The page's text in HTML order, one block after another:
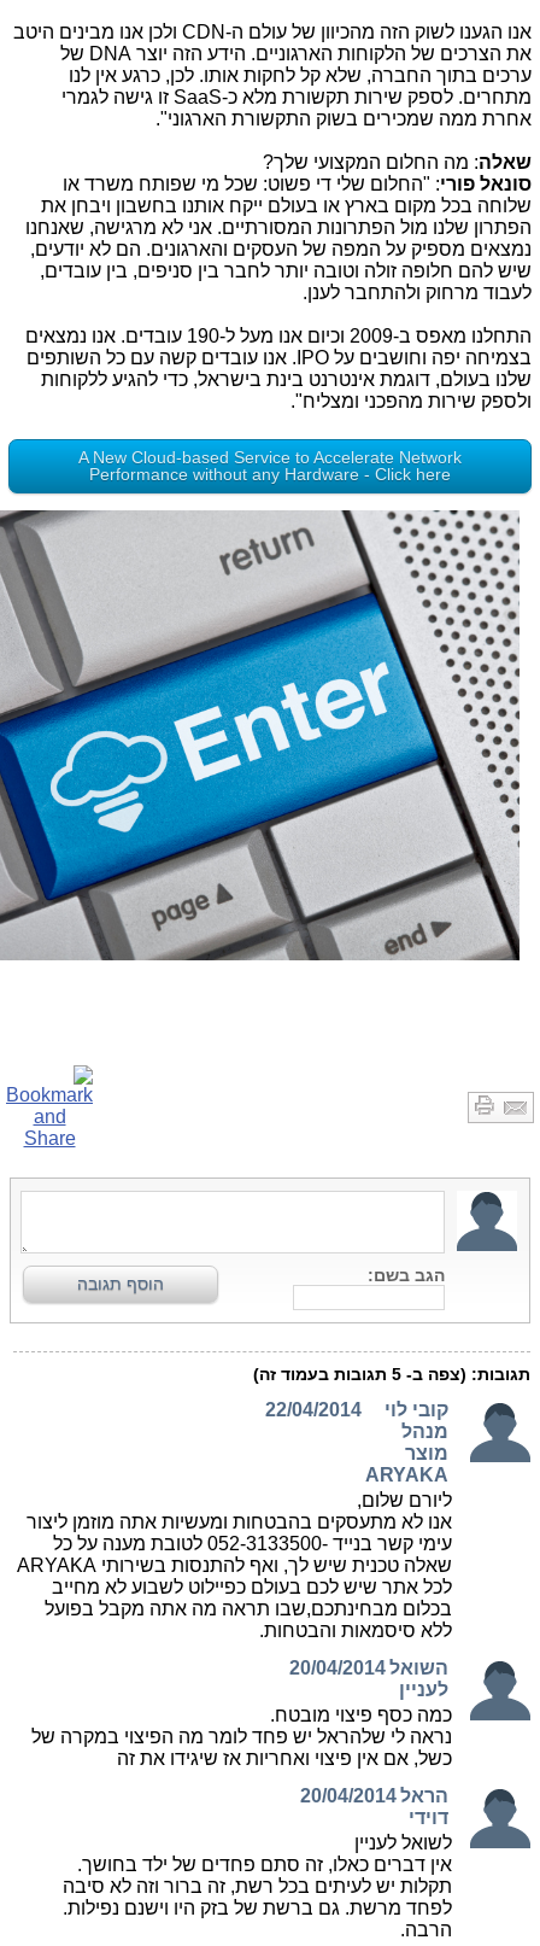
אנו הגענו לשוק הזה מהכיוון של עולם ה-CDNולכן אנו מבינים היטב
את הצרכים של הלקוחות הארגוניים. הידע הזה יוצר DNAשל
ערכים בתוך החברה, שלא קל לחקות אותו. לכן, כרגע אין לנו
מתחרים. לספק שירות תקשורת מלא כ-SaaSזו גישה לגמרי
אחרת ממה שמכירים בשוק התקשורת הארגוני".
שאלה: מה החלום המקצועי שלך?
סונאל פורי: "החלום שלי די פשוט: שכל מי שפותח משרד או
שלוחה בכל מקום בארץ או בעולם ייקח אותנו בחשבון ויבחן את
הפתרון שלנו מול הפתרונות המסורתיים. אני לא מרגישה, שאנחנו
נמצאים מספיק על המפה של העסקים והארגונים. הם לא יודעים,
שיש להם חלופה זולה וטובה יותר לחבר בין סניפים, בין עובדים,
לעבוד מרחוק ולהתחבר לענן.
התחלנו מאפס ב-2009 וכיום אנו מעל ל-190 עובדים. אנו נמצאים
בצמיחה יפה וחושבים על IPO . אנו עובדים קשה עם כל השותפים
שלנו בעולם, דוגמת אינטרנט בינת בישראל, כדי להגיע ללקוחות
ולספק שירות מהפכני ומצליח".
A New Cloud-based Service to Accelerate Network
Performance without any Hardware - Click here